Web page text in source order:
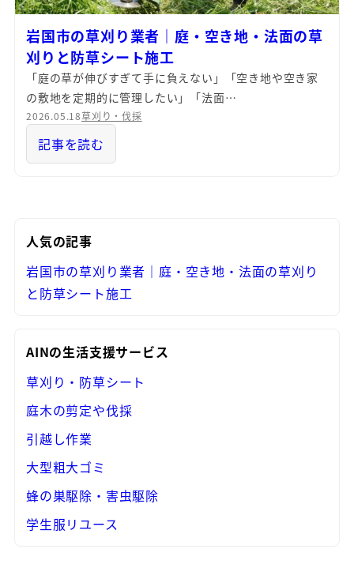
岩国市の草刈り業者｜庭・空き地・法面の草
刈りと防草シート施工
「庭の草が伸びすぎて手に負えない」「空き地や空き家
の敷地を定期的に管理したい」「法面…
2026.05.18草刈り・伐採
記事を読む
人気の記事
岩国市の草刈り業者｜庭・空き地・法面の草刈り
と防草シート施工
AINの生活支援サービス
草刈り・防草シート
庭木の剪定や伐採
引越し作業
大型粗大ゴミ
蜂の巣駆除・害虫駆除
学生服リユース